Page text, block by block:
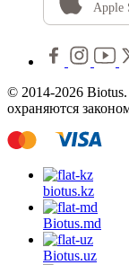
Apple
© 2014-2026 Biotus.
охраняются
biotus.kz
Biotus.md
Biotus.uz